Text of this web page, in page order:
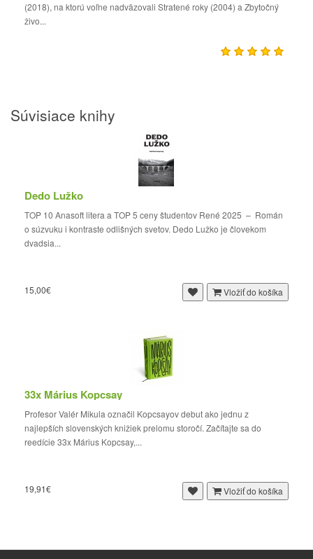
(2018), na ktorú voľne nadväzovali Stratené roky (2004) a Zbytočný
živo...
Súvisiace knihy
Dedo Lužko
TOP 10 Anasoft litera a TOP 5 ceny študentov René 2025 – Román
o súzvuku i kontraste odlišných svetov. Dedo Lužko je človekom
dvadsia...
15,00€ Vložiť do košíka
33x Márius Kopcsay
Profesor Valér Mikula označil Kopcsayov debut ako jednu z
najlepších slovenských knižiek prelomu storočí. Začítajte sa do
reedície 33x Márius Kopcsay,...
19,91€ Vložiť do košíka